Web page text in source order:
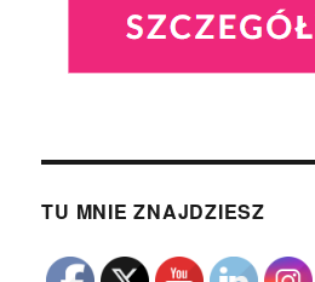
TU MNIE ZNAJDZIESZ